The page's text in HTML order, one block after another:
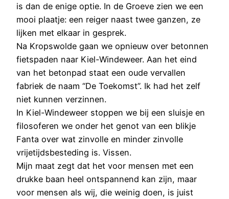
is dan de enige optie. In de Groeve zien we een
mooi plaatje: een reiger naast twee ganzen, ze
lijken met elkaar in gesprek.
Na Kropswolde gaan we opnieuw over betonnen
fietspaden naar Kiel-Windeweer. Aan het eind
van het betonpad staat een oude vervallen
fabriek de naam “De Toekomst”. Ik had het zelf
niet kunnen verzinnen.
In Kiel-Windeweer stoppen we bij een sluisje en
filosoferen we onder het genot van een blikje
Fanta over wat zinvolle en minder zinvolle
vrijetijdsbesteding is. Vissen.
Mijn maat zegt dat het voor mensen met een
drukke baan heel ontspannend kan zijn, maar
voor mensen als wij, die weinig doen, is juist